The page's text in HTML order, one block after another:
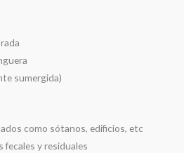
sumergida)
como sótanos, edificios, etc
fecales y residuales